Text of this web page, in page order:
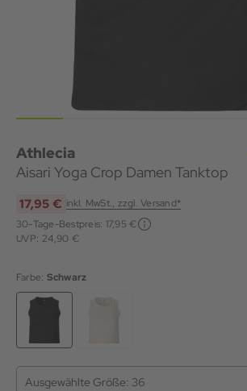
Athlecia
Aisari Yoga Crop Damen Tanktop
17,95 € inkl. MwSt., zzgl. Versand*
30-Tage-Bestpreis: 17,95 €
UVP: 24,90 €
Farbe: Schwarz
Ausgewählte Größe: 36